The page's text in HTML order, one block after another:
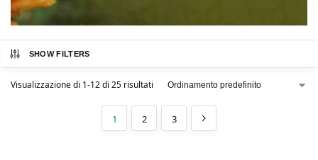
SHOW FILTERS
Visualizzazione di 1-12 di 25 risultati
1 2 3